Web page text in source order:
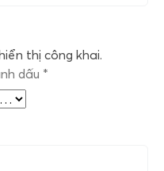
thị công khai.
dấu *